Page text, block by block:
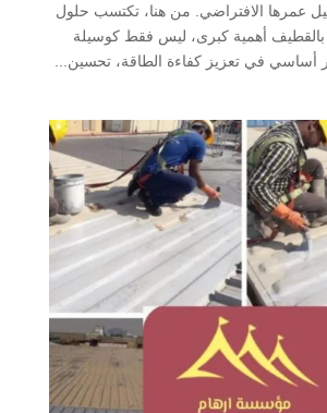
عمرها الافتراضي. من هنا، تكتسب حلول
بالقطيف أهمية كبرى، ليس فقط كوسيلة
أساسي في تعزيز كفاءة الطاقة، تحسين...